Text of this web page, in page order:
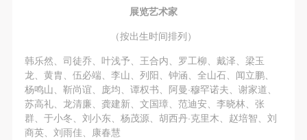
展览艺术家
（按出生时间排列）
韩乐然、司徒乔、叶浅予、王合内、罗工柳、戴泽、梁玉
龙、黄胄、伍必端、李山、列阳、钟涵、全山石、闻立鹏、
杨鸣山、靳尚谊、庞均、谭权书、阿曼·穆罕诺夫、谢家道、
苏高礼、龙清廉、龚建新、文国璋、范迪安、李晓林、张
群、于小冬、刘小东、杨茂源、胡西丹·克里木、赵培智、刘
商英、刘雨佳、康春慧